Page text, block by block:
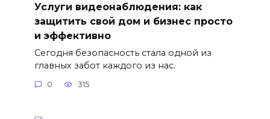
Услуги видеонаблюдения: как
защитить свой дом и бизнес просто
и эффективно
Сегодня безопасность стала одной из
главных забот каждого из нас.
0 315